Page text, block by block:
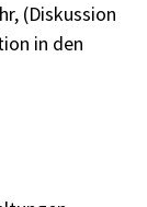
(Diskussion
in den